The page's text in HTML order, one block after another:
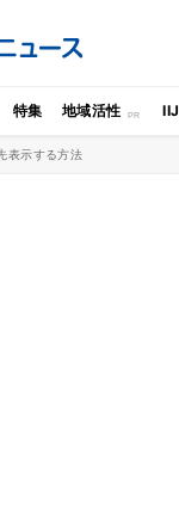
特集 地域活性 IIJ
表示する方法